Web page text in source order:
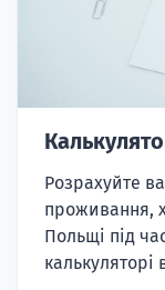
Розрахуйте
проживання,
Польщі під
калькуляторі